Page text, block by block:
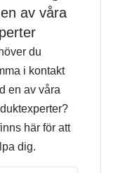
av våra
du
i kontakt
en av våra
här för att
dig.